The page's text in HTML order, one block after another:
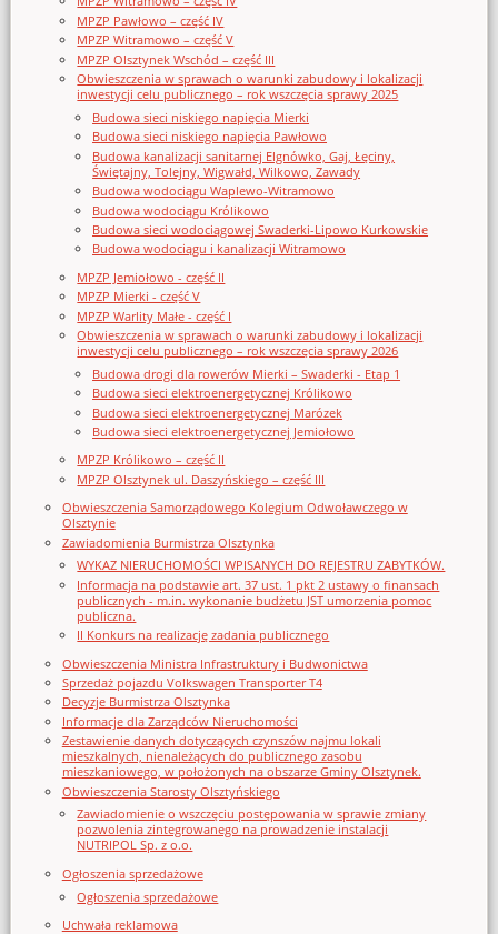
MPZP Pawłowo – część IV
MPZP Witramowo – część V
MPZP Olsztynek Wschód – część III
Obwieszczenia w sprawach o warunki zabudowy i lokalizacji
inwestycji celu publicznego – rok wszczęcia sprawy 2025
Budowa sieci niskiego napięcia Mierki
Budowa sieci niskiego napięcia Pawłowo
Budowa kanalizacji sanitarnej Elgnówko, Gaj, Łęciny,
Świętajny, Tolejny, Wigwałd, Wilkowo, Zawady
Budowa wodociągu Waplewo-Witramowo
Budowa wodociągu Królikowo
Budowa sieci wodociągowej Swaderki-Lipowo Kurkowskie
Budowa wodociągu i kanalizacji Witramowo
MPZP Jemiołowo - część II
MPZP Mierki - część V
MPZP Warlity Małe - część I
Obwieszczenia w sprawach o warunki zabudowy i lokalizacji
inwestycji celu publicznego – rok wszczęcia sprawy 2026
Budowa drogi dla rowerów Mierki – Swaderki - Etap 1
Budowa sieci elektroenergetycznej Królikowo
Budowa sieci elektroenergetycznej Marózek
Budowa sieci elektroenergetycznej Jemiołowo
MPZP Królikowo – część II
MPZP Olsztynek ul. Daszyńskiego – część III
Obwieszczenia Samorządowego Kolegium Odwoławczego w
Olsztynie
Zawiadomienia Burmistrza Olsztynka
WYKAZ NIERUCHOMOŚCI WPISANYCH DO REJESTRU ZABYTKÓW.
Informacja na podstawie art. 37 ust. 1 pkt 2 ustawy o finansach
publicznych - m.in. wykonanie budżetu JST umorzenia pomoc
publiczna.
II Konkurs na realizację zadania publicznego
Obwieszczenia Ministra Infrastruktury i Budwonictwa
Sprzedaż pojazdu Volkswagen Transporter T4
Decyzje Burmistrza Olsztynka
Informacje dla Zarządców Nieruchomości
Zestawienie danych dotyczących czynszów najmu lokali
mieszkalnych, nienależących do publicznego zasobu
mieszkaniowego, w położonych na obszarze Gminy Olsztynek.
Obwieszczenia Starosty Olsztyńskiego
Zawiadomienie o wszczęciu postępowania w sprawie zmiany
pozwolenia zintegrowanego na prowadzenie instalacji
NUTRIPOL Sp. z o.o.
Ogłoszenia sprzedażowe
Ogłoszenia sprzedażowe
Uchwała reklamowa